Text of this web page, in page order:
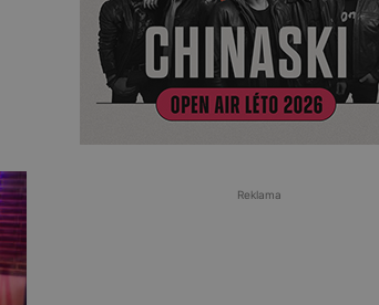
Reklama